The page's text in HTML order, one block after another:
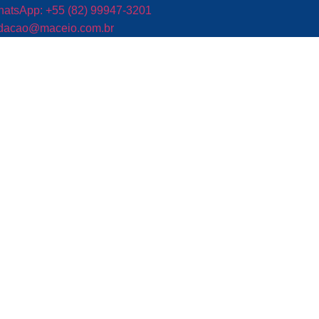
+55 (82) 99947-3201